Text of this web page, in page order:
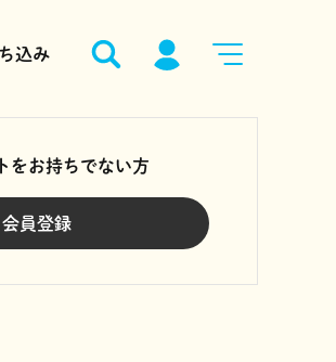
込み
をお持ちでない方
会員登録